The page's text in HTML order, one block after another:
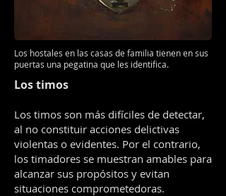
Los hostales en las casas de familia tienen en sus
puertas una pegatina que les identifica.
Los timos
Los timos son más difíciles de detectar,
al no constituir acciones delictivas
violentas o evidentes. Por el contrario,
los timadores se muestran amables para
alcanzar sus propósitos y evitan
situaciones comprometedoras.